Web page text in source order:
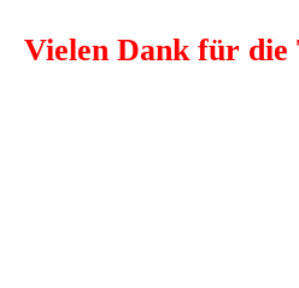
Vielen Dank für die